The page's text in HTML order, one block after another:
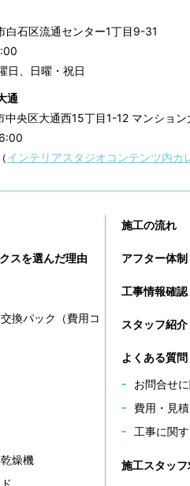
白石区流通センター1丁目9-31
日、日曜・祝日
通
中央区大通西15丁目1-12 マンション
インテリアスタジオコンテンツ内カ
スを選んだ理由
換パック（費用コ
燥機
施工の流れ
アフター体制
工事情報確認
スタッフ紹介
よくある質問
お問合せ
費用・見
工事に関
施工スタッ